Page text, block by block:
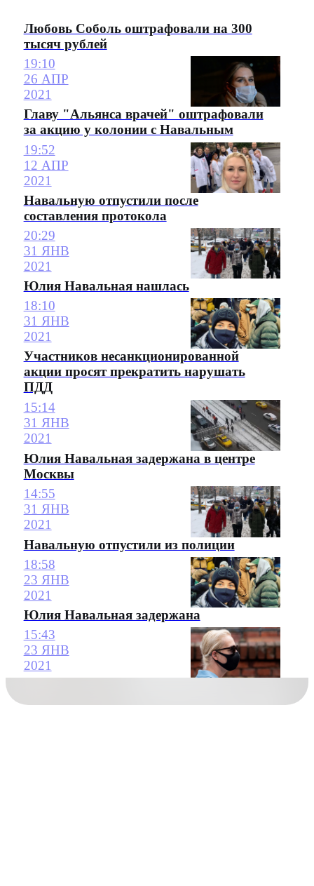
Любовь Соболь оштрафовали на 300
тысяч рублей
19:10
26 АПР
2021
Главу "Альянса врачей" оштрафовали
за акцию у колонии с Навальным
19:52
12 АПР
2021
Навальную отпустили после
составления протокола
20:29
31 ЯНВ
2021
Юлия Навальная нашлась
18:10
31 ЯНВ
2021
Участников несанкционированной
акции просят прекратить нарушать
ПДД
15:14
31 ЯНВ
2021
Юлия Навальная задержана в центре
Москвы
14:55
31 ЯНВ
2021
Навальную отпустили из полиции
18:58
23 ЯНВ
2021
Юлия Навальная задержана
15:43
23 ЯНВ
2021